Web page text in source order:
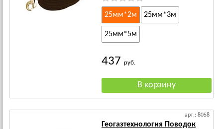
25мм*2м 25мм*3м
25мм*5м
437 руб.
арт.: 8058
Геогазтехнология Поводок